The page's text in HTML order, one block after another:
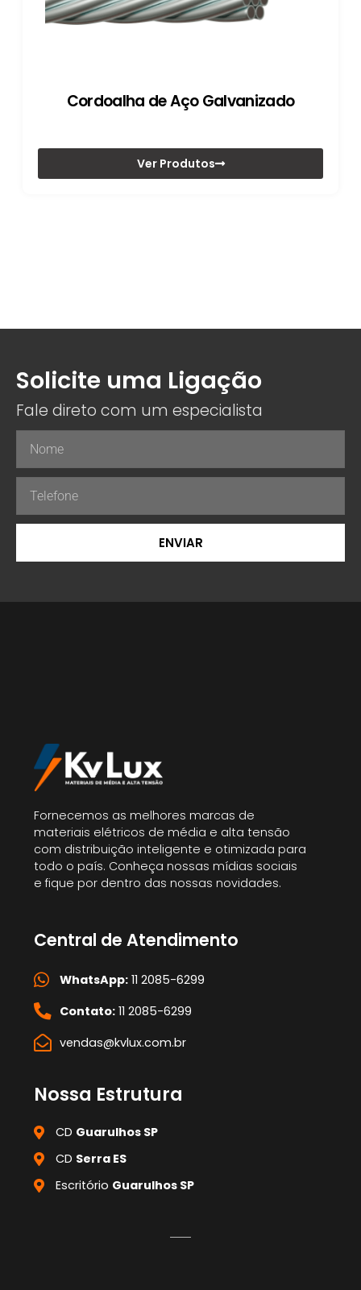
Cordoalha de Aço Galvanizado
Ver Produtos
Solicite uma Ligação
Fale direto com um especialista
ENVIAR
Fornecemos as melhores marcas de
materiais elétricos de média e alta tensão
com distribuição inteligente e otimizada para
todo o país. Conheça nossas mídias sociais
e fique por dentro das nossas novidades.
Central de Atendimento
WhatsApp:11 2085-6299
Contato:11 2085-6299
vendas@kvlux.com.br
Nossa Estrutura
CD Guarulhos SP
CD Serra ES
Escritório Guarulhos SP